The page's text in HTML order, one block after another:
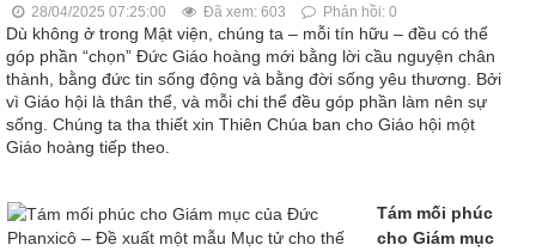
28/04/2025 07:25:00 Đã xem: 603 Phản hồi: 0
Dù không ở trong Mật viện, chúng ta – mỗi tín hữu – đều có thể
góp phần “chọn” Đức Giáo hoàng mới bằng lời cầu nguyện chân
thành, bằng đức tin sống động và bằng đời sống yêu thương. Bởi
vì Giáo hội là thân thể, và mỗi chi thể đều góp phần làm nên sự
sống. Chúng ta tha thiết xin Thiên Chúa ban cho Giáo hội một
Giáo hoàng tiếp theo.
Tám mối phúc
cho Giám mục